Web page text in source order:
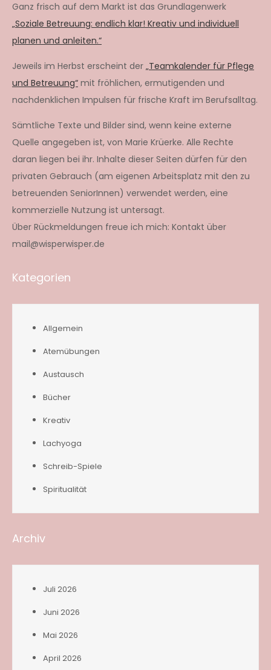
Ganz frisch auf dem Markt ist das Grundlagenwerk
„Soziale Betreuung: endlich klar! Kreativ und individuell
planen und anleiten.“
Jeweils im Herbst erscheint der „Teamkalender für Pflege
und Betreuung“ mit fröhlichen, ermutigenden und
nachdenklichen Impulsen für frische Kraft im Berufsalltag.
Sämtliche Texte und Bilder sind, wenn keine externe
Quelle angegeben ist, von Marie Krüerke. Alle Rechte
daran liegen bei ihr. Inhalte dieser Seiten dürfen für den
privaten Gebrauch (am eigenen Arbeitsplatz mit den zu
betreuenden SeniorInnen) verwendet werden, eine
kommerzielle Nutzung ist untersagt.
Über Rückmeldungen freue ich mich: Kontakt über
mail@wisperwisper.de
Kategorien
Allgemein
Atemübungen
Austausch
Bücher
Kreativ
Lachyoga
Schreib-Spiele
Spiritualität
Archiv
Juli 2026
Juni 2026
Mai 2026
April 2026